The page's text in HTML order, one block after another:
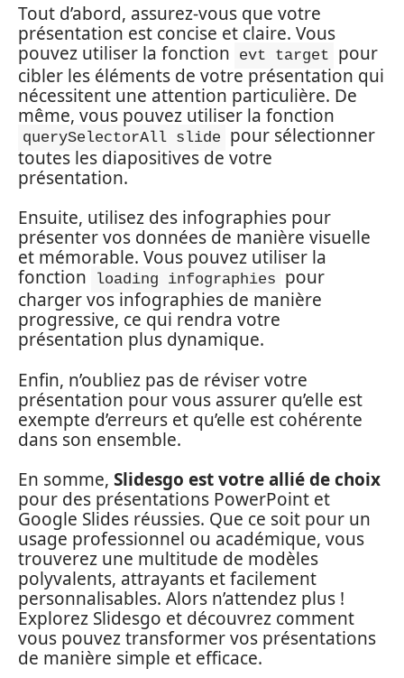
Tout d’abord, assurez-vous que votre
présentation est concise et claire. Vous
pouvez utiliser la fonction
evt target
pour
cibler les éléments de votre présentation qui
nécessitent une attention particulière. De
même, vous pouvez utiliser la fonction
querySelectorAll slide
pour sélectionner
toutes les diapositives de votre
présentation.
Ensuite, utilisez des infographies pour
présenter vos données de manière visuelle
et mémorable. Vous pouvez utiliser la
fonction
loading infographies
pour
charger vos infographies de manière
progressive, ce qui rendra votre
présentation plus dynamique.
Enfin, n’oubliez pas de réviser votre
présentation pour vous assurer qu’elle est
exempte d’erreurs et qu’elle est cohérente
dans son ensemble.
En somme, Slidesgo est votre allié de choix
pour des présentations PowerPoint et
Google Slides réussies. Que ce soit pour un
usage professionnel ou académique, vous
trouverez une multitude de modèles
polyvalents, attrayants et facilement
personnalisables. Alors n’attendez plus !
Explorez Slidesgo et découvrez comment
vous pouvez transformer vos présentations
de manière simple et efficace.